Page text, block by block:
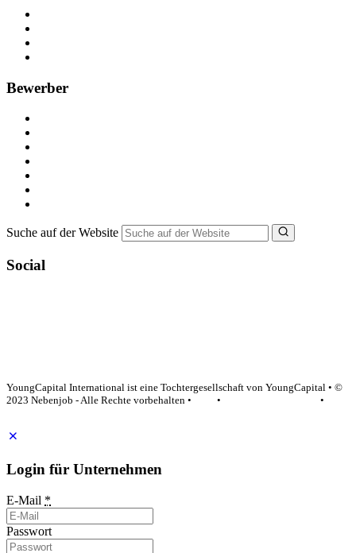
Bewerber
Suche auf der Website
Social
YoungCapital International ist eine Tochtergesellschaft von YoungCapital • ©
2023 Nebenjob - Alle Rechte vorbehalten •
•
•
Login für Unternehmen
E-Mail *
Passwort